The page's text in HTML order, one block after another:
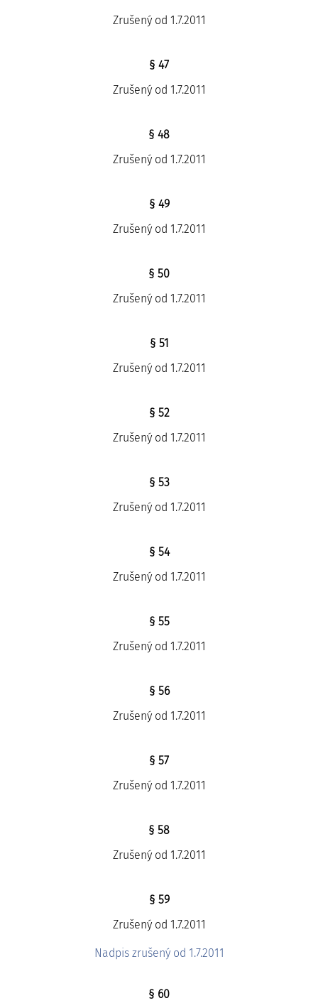
Zrušený od 1.7.2011
§ 47
Zrušený od 1.7.2011
§ 48
Zrušený od 1.7.2011
§ 49
Zrušený od 1.7.2011
§ 50
Zrušený od 1.7.2011
§ 51
Zrušený od 1.7.2011
§ 52
Zrušený od 1.7.2011
§ 53
Zrušený od 1.7.2011
§ 54
Zrušený od 1.7.2011
§ 55
Zrušený od 1.7.2011
§ 56
Zrušený od 1.7.2011
§ 57
Zrušený od 1.7.2011
§ 58
Zrušený od 1.7.2011
§ 59
Zrušený od 1.7.2011
Nadpis zrušený od 1.7.2011
§ 60